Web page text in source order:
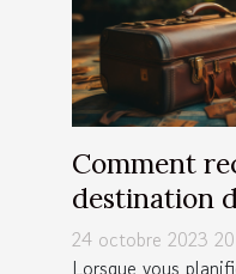
Comment
destination
partir ?
24 octobre 2023
Lorsque vous